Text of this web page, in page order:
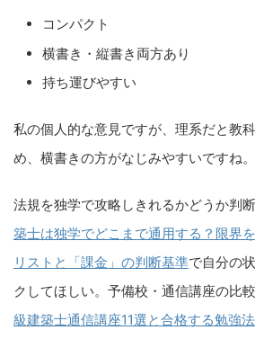
コンパクト
横書き・縦書き両方あり
持ち運びやすい
私の個人的な意見ですが、理系だと教
め、横書きの方がなじみやすいですね。
法規を独学で攻略しきれるかどうか判断
築士は独学でどこまで通用する？限界
リストと「課金」の判断基準で自分の
クしてほしい。予備校・通信講座の比
級建築士通信講座11選と合格する勉強